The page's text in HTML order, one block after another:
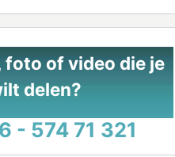
foto of video die je
delen?
- 574 71 321